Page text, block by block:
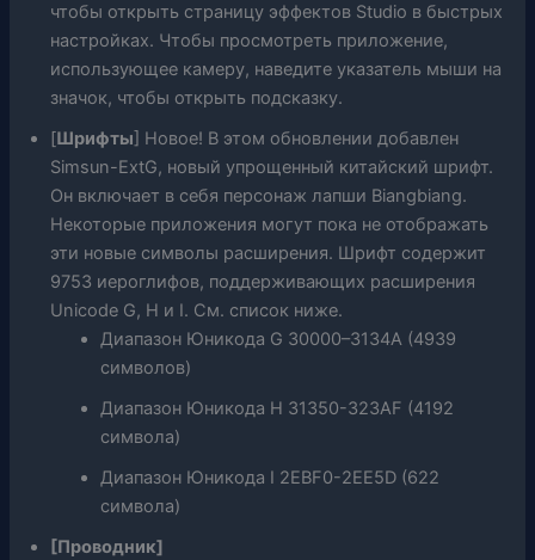
чтобы открыть страницу эффектов Studio в быстрых
настройках. Чтобы просмотреть приложение,
использующее камеру, наведите указатель мыши на
значок, чтобы открыть подсказку.
[Шрифты] Новое! В этом обновлении добавлен
Simsun-ExtG, новый упрощенный китайский шрифт.
Он включает в себя персонаж лапши Biangbiang.
Некоторые приложения могут пока не отображать
эти новые символы расширения. Шрифт содержит
9753 иероглифов, поддерживающих расширения
Unicode G, H и I. См. список ниже.
Диапазон Юникода G 30000–3134A (4939
символов)
Диапазон Юникода H 31350-323AF (4192
символа)
Диапазон Юникода I 2EBF0-2EE5D (622
символа)
[Проводник]